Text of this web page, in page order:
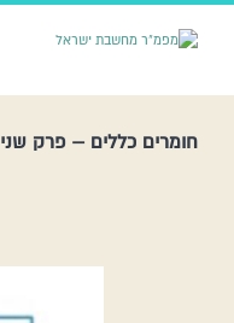
חומרים כללים – פרק שני